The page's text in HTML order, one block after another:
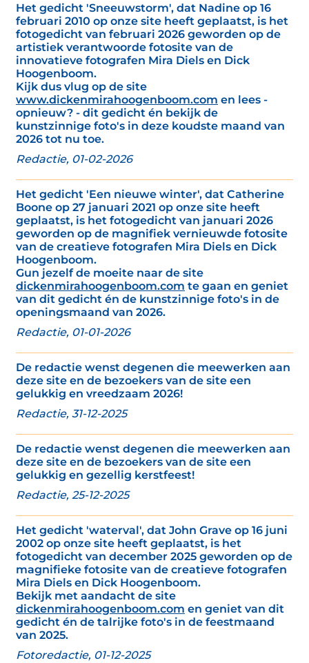
Het gedicht 'Sneeuwstorm', dat Nadine op 16
februari 2010 op onze site heeft geplaatst, is het
fotogedicht van februari 2026 geworden op de
artistiek verantwoorde fotosite van de
innovatieve fotografen Mira Diels en Dick
Hoogenboom.
Kijk dus vlug op de site
www.dickenmirahoogenboom.com en lees -
opnieuw? - dit gedicht én bekijk de
kunstzinnige foto's in deze koudste maand van
2026 tot nu toe.
Redactie, 01-02-2026
Het gedicht 'Een nieuwe winter', dat Catherine
Boone op 27 januari 2021 op onze site heeft
geplaatst, is het fotogedicht van januari 2026
geworden op de magnifiek vernieuwde fotosite
van de creatieve fotografen Mira Diels en Dick
Hoogenboom.
Gun jezelf de moeite naar de site
dickenmirahoogenboom.com te gaan en geniet
van dit gedicht én de kunstzinnige foto's in de
openingsmaand van 2026.
Redactie, 01-01-2026
De redactie wenst degenen die meewerken aan
deze site en de bezoekers van de site een
gelukkig en vreedzaam 2026!
Redactie, 31-12-2025
De redactie wenst degenen die meewerken aan
deze site en de bezoekers van de site een
gelukkig en gezellig kerstfeest!
Redactie, 25-12-2025
Het gedicht 'waterval', dat John Grave op 16 juni
2002 op onze site heeft geplaatst, is het
fotogedicht van december 2025 geworden op de
magnifieke fotosite van de creatieve fotografen
Mira Diels en Dick Hoogenboom.
Bekijk met aandacht de site
dickenmirahoogenboom.com en geniet van dit
gedicht én de talrijke foto's in de feestmaand
van 2025.
Fotoredactie, 01-12-2025